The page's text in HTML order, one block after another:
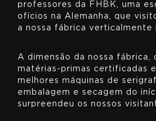
professores da FHBK, uma
ofícios na Alemanha, que
a nossa fábrica verticalmente
A dimensão da nossa fábrica,
matérias-primas certificadas
melhores máquinas de
embalagem e secagem do
surpreendeu os nossos